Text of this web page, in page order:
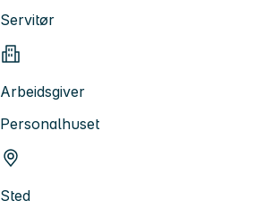
Servitør
Arbeidsgiver
Personalhuset
Sted